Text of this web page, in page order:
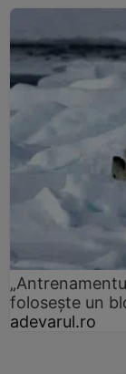
folosește un
adevarul.ro